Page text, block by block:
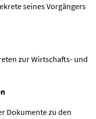
seines Vorgängers
zur Wirtschafts- und
Dokumente zu den